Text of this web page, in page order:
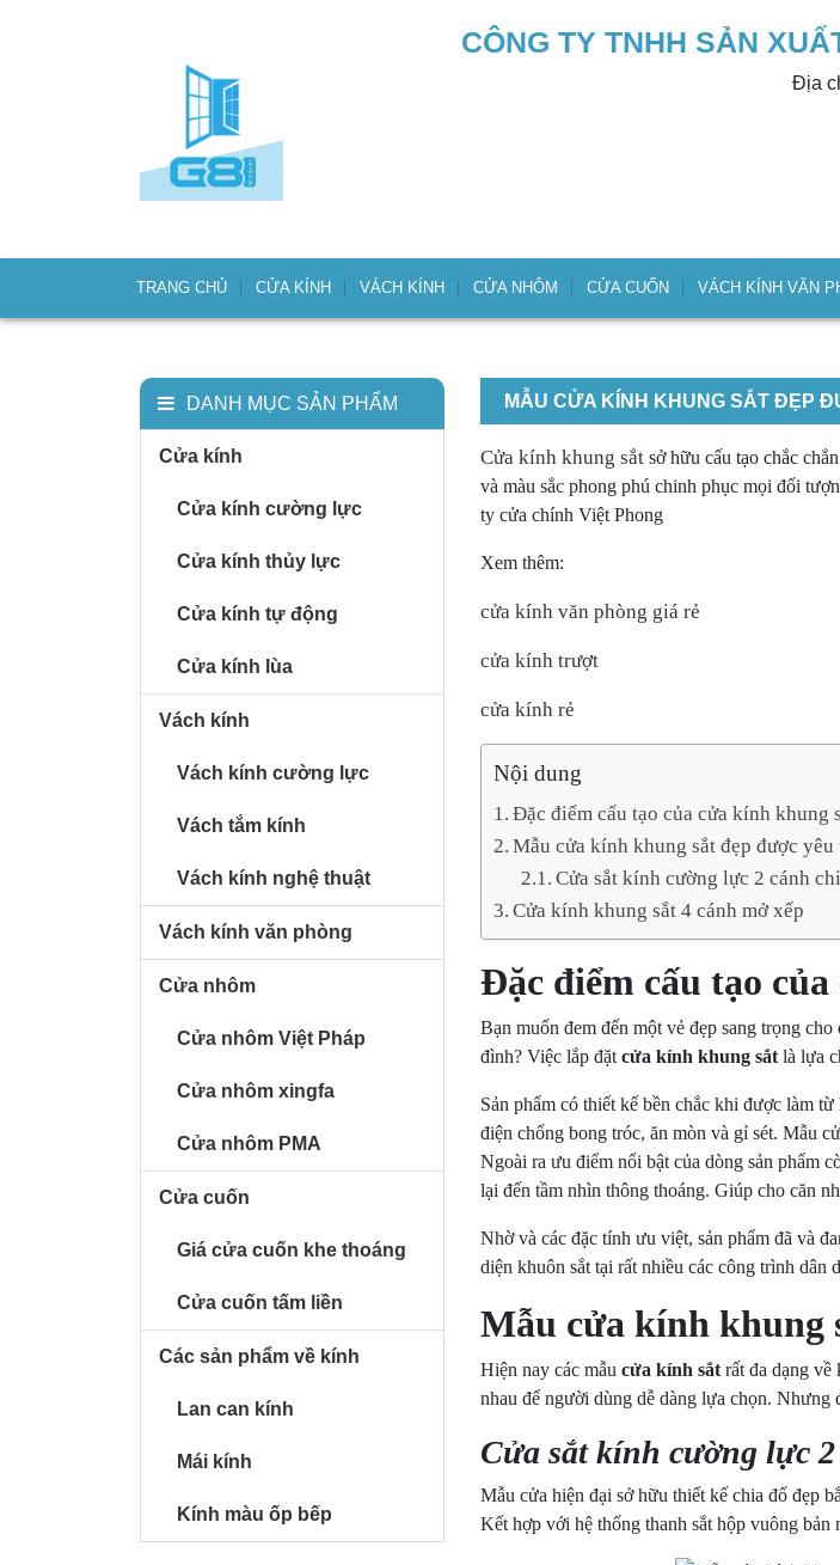
CÔNG TY TNHH SẢN
Địa
TRANG CHỦ CỬA KÍNH VÁCH KÍNH CỬA NHÔM CỬA CUỐN VÁCH KÍNH VĂN
MẪU CỬA KÍNH KHUNG SẮT ĐẸP
Cửa kính khung sắt sở hữu cấu tạo chắc
và màu sắc phong phú chinh phục mọi đối
ty cửa chính Việt Phong
Xem thêm:
cửa kính văn phòng giá rẻ
cửa kính trượt
cửa kính rẻ
Nội dung
Đặc điểm cấu tạo của cửa kính khung
Mẫu cửa kính khung sắt đẹp được yêu
Cửa sắt kính cường lực 2 cánh
Cửa kính khung sắt 4 cánh mở xếp
Đặc điểm cấu tạo
Bạn muốn đem đến một vẻ đẹp sang trọng
đình? Việc lắp đặt cửa kính khung sắt là lựa
Sản phẩm có thiết kế bền chắc khi được làm
điện chống bong tróc, ăn mòn và gỉ sét. Mẫu
Ngoài ra ưu điểm nổi bật của dòng sản phẩm
lại đến tầm nhìn thông thoáng. Giúp cho căn
Nhờ và các đặc tính ưu việt, sản phẩm đã và
diện khuôn sắt tại rất nhiều các công trình dân
Mẫu cửa kính khung
Hiện nay các mẫu cửa kính sắt rất đa dạng về
nhau để người dùng dễ dàng lựa chọn. Nhưng
Cửa sắt kính cường lực
Mẫu cửa hiện đại sở hữu thiết kế chia đố đẹp
Kết hợp với hệ thống thanh sắt hộp vuông bản
DANH MỤC SẢN PHẨM
Cửa kính
Cửa kính cường lực
Cửa kính thủy lực
Cửa kính tự động
Cửa kính lùa
Vách kính
Vách kính cường lực
Vách tắm kính
Vách kính nghệ thuật
Vách kính văn phòng
Cửa nhôm
Cửa nhôm Việt Pháp
Cửa nhôm xingfa
Cửa nhôm PMA
Cửa cuốn
Giá cửa cuốn khe thoáng
Cửa cuốn tấm liền
Các sản phẩm về kính
Lan can kính
Mái kính
Kính màu ốp bếp